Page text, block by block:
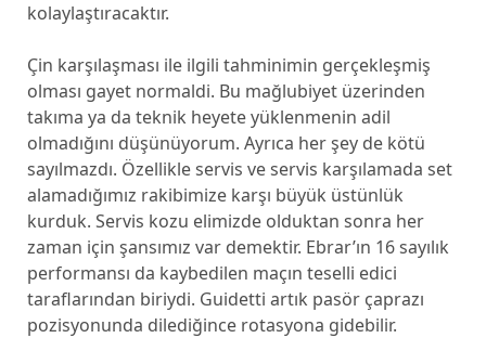
kolaylaştıracaktır.
Çin karşılaşması ile ilgili tahminimin gerçekleşmiş
olması gayet normaldi. Bu mağlubiyet üzerinden
takıma ya da teknik heyete yüklenmenin adil
olmadığını düşünüyorum. Ayrıca her şey de kötü
sayılmazdı. Özellikle servis ve servis karşılamada set
alamadığımız rakibimize karşı büyük üstünlük
kurduk. Servis kozu elimizde olduktan sonra her
zaman için şansımız var demektir. Ebrar’ın 16 sayılık
performansı da kaybedilen maçın teselli edici
taraflarından biriydi. Guidetti artık pasör çaprazı
pozisyonunda dilediğince rotasyona gidebilir.